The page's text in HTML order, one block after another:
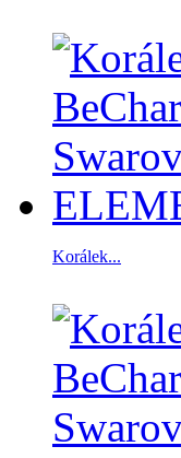
Korálek...